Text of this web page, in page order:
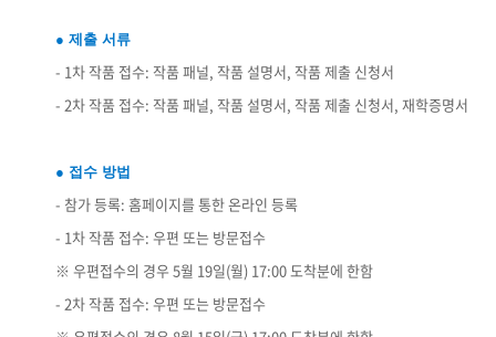
● 제출 서류
- 1차 작품 접수: 작품 패널, 작품 설명서, 작품 제출 신청서
- 2차 작품 접수: 작품 패널, 작품 설명서, 작품 제출 신청서, 재학증명서
● 접수 방법
- 참가 등록: 홈페이지를 통한 온라인 등록
- 1차 작품 접수: 우편 또는 방문접수
※ 우편접수의 경우 5월 19일(월) 17:00 도착분에 한함
- 2차 작품 접수: 우편 또는 방문접수